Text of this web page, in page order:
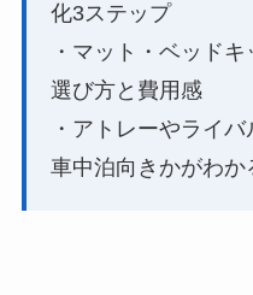
化3ステップ
・マット・ベッド
選び方と費用感
・アトレーやライ
車中泊向きかがわか